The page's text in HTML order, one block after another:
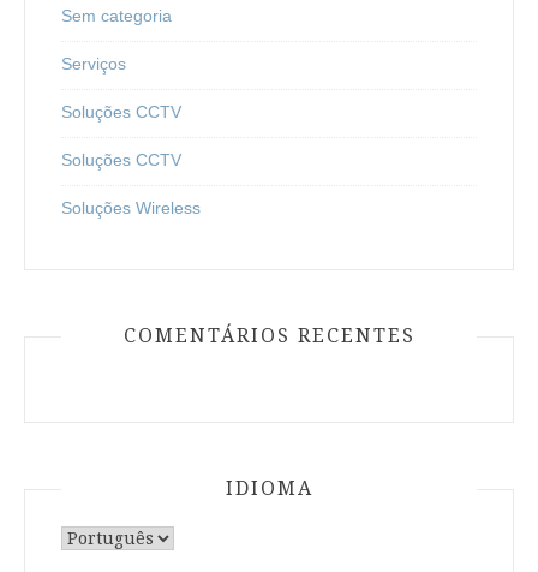
Sem categoria
Serviços
Soluções CCTV
Soluções CCTV
Soluções Wireless
COMENTÁRIOS RECENTES
IDIOMA
Escolha